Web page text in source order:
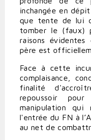
inchangée en
que tente de lui
tomber le (faux)
raisons
père est
Face à cette
complaisance,
finalité
repoussoir
manipulation qui
l'entrée du FN à
au net de